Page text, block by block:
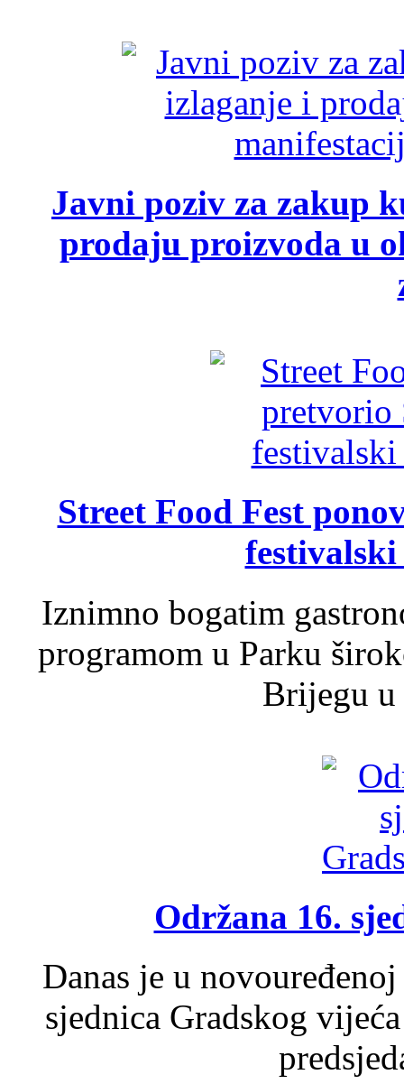
Javni poziv za zakup
prodaju proizvoda u
Street Food Fest
Iznimno bogatim
programom u Parku
Brijegu u
Održana 16.
Danas je u
sjednica Gradskog